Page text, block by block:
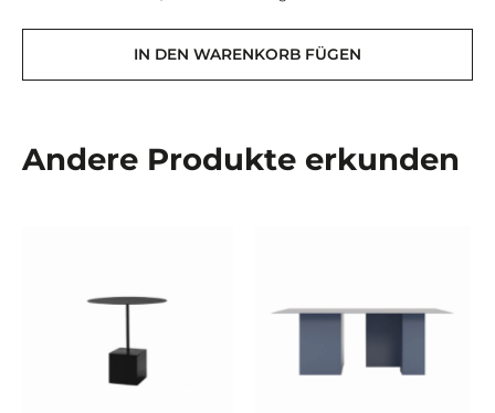
IN DEN WARENKORB FÜGEN
Andere Produkte erkunden